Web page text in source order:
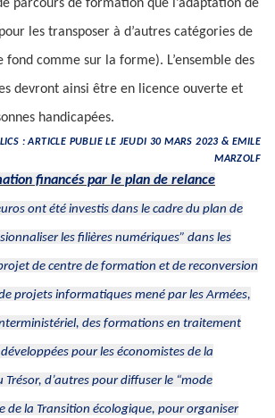
parcours de formation que l’adaptation de
les transposer à d’autres catégories de
fond comme sur la forme). L’ensemble des
devront ainsi être en licence ouverte et
handicapées.
: ARTICLE PUBLIE LE JEUDI 30 MARS 2023 & EMILE
MARZOLF
financés par le plan de relance
ont été investis dans le cadre du plan de
les filières numériques” dans les
de centre de formation et de reconversion
projets informatiques mené par les Armées,
des formations en traitement
pour les économistes de la
d’autres pour diffuser le “mode
de la Transition écologique, pour organiser